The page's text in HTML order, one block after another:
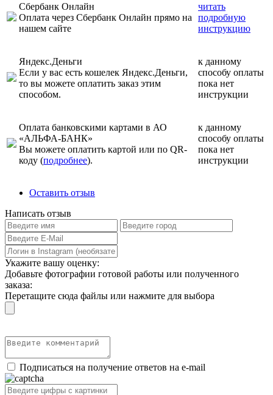
Сбербанк Онлайн
Оплата через Сбербанк Онлайн прямо на
нашем сайте
читать
подробную
инструкцию
Яндекс.Деньги
Если у вас есть кошелек Яндекс.Деньги,
то вы можете оплатить заказ этим
способом.
к данному
способу оплаты
пока нет
инструкции
Оплата банковскими картами в АО
«АЛЬФА-БАНК»
Вы можете оплатить картой или по QR-
коду (подробнее).
к данному
способу оплаты
пока нет
инструкции
Оставить отзыв
Написать отзыв
Укажите вашу оценку:
Добавьте фотографии готовой работы или полученного
заказа:
Перетащите сюда файлы или нажмите для выбора
Подписаться на получение ответов на e-mail